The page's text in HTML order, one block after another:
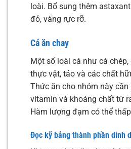
loài. Bổ sung thêm
đỏ, vàng rực rỡ.
Cá ăn chay
Một số loài cá như cá chép,
thực vật, tảo và các chất
Thức ăn cho nhóm này cần
vitamin và khoáng chất từ
Hàm lượng đạm có thể
Đọc kỹ bảng thành phần dinh